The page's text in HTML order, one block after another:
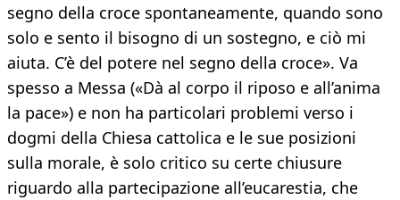
segno della croce spontaneamente, quando sono
solo e sento il bisogno di un sostegno, e ciò mi
aiuta. C’è del potere nel segno della croce». Va
spesso a Messa («Dà al corpo il riposo e all’anima
la pace») e non ha particolari problemi verso i
dogmi della Chiesa cattolica e le sue posizioni
sulla morale, è solo critico su certe chiusure
riguardo alla partecipazione all’eucarestia, che